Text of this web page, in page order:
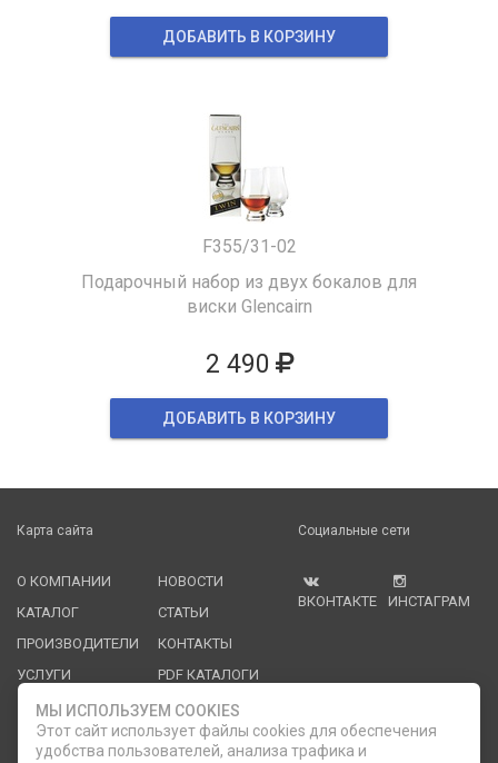
ДОБАВИТЬ В КОРЗИНУ
F355/31-02
Подарочный набор из двух бокалов для
виски Glencairn
2 490
ДОБАВИТЬ В КОРЗИНУ
Карта сайта
О КОМПАНИИ
КАТАЛОГ
ПРОИЗВОДИТЕЛИ
УСЛУГИ
НОВОСТИ
СТАТЬИ
КОНТАКТЫ
PDF КАТАЛОГИ
ОПЛАТА И
ДОСТАВКА
Социальные сети
ВКОНТАКТЕ ИНСТАГРАМ
МЫ ИСПОЛЬЗУЕМ COOKIES
Этот сайт использует файлы cookies для обеспечения
удобства пользователей, анализа трафика и